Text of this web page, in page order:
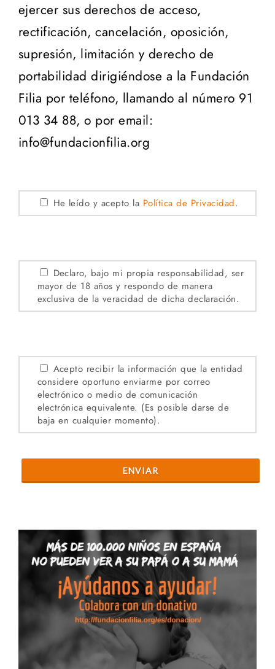
ejercer sus derechos de acceso,
rectificación, cancelación, oposición,
supresión, limitación y derecho de
portabilidad dirigiéndose a la Fundación
Filia por teléfono, llamando al número 91
013 34 88, o por email:
info@fundacionfilia.org
He leído y acepto la Política de Privacidad.
Declaro, bajo mi propia responsabilidad, ser
mayor de 18 años y respondo de manera
exclusiva de la veracidad de dicha declaración.
Acepto recibir la información que la entidad
considere oportuno enviarme por correo
electrónico o medio de comunicación
electrónica equivalente. (Es posible darse de
baja en cualquier momento).